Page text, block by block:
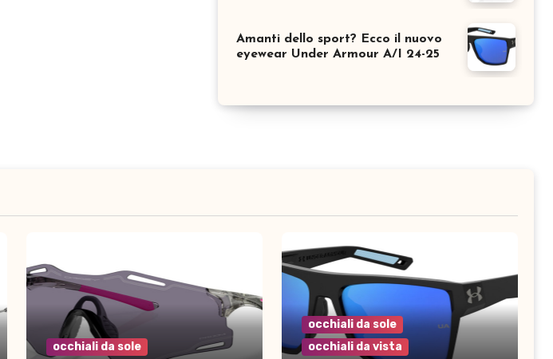
Amanti dello sport? Ecco il nuovo
eyewear Under Armour A/I 24-25
occhiali da sole
occhiali da sole
occhiali da vista